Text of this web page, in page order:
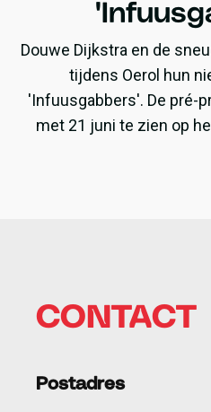
Douwe Dijkstra en de
tijdens Oerol hun
'Infuusgabbers'. De pré-
met 21 juni te zien op
CONTACT
Postadres